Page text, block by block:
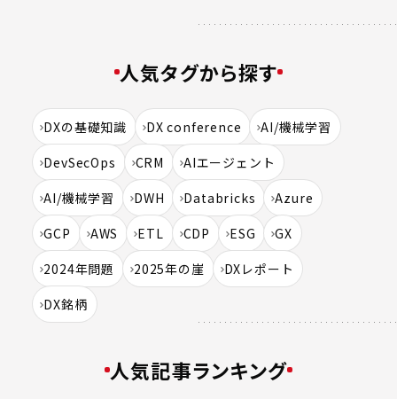
人気タグから探す
DXの基礎知識 DX conference
AI/機械学習
DevSecOps
CRM
AIエージェント
AI/機械学習
DWH Databricks
Azure
GCP
AWS ETL CDP ESG
GX
2024年問題
2025年の崖
DXレポート
DX銘柄
人気記事ランキング